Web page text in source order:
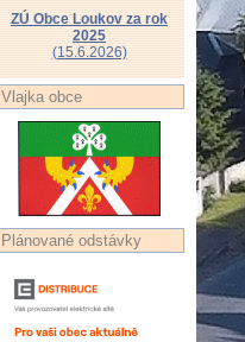
ZÚ Obce Loukov za rok
2025
(15.6.2026)
Vlajka obce
Plánované odstávky